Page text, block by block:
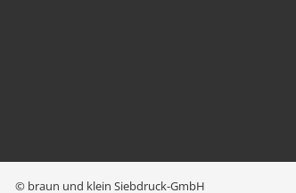
© braun und klein Siebdruck-GmbH